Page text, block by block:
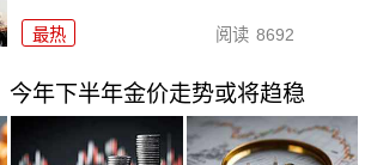
最热 阅读 8692
今年下半年金价走势或将趋稳